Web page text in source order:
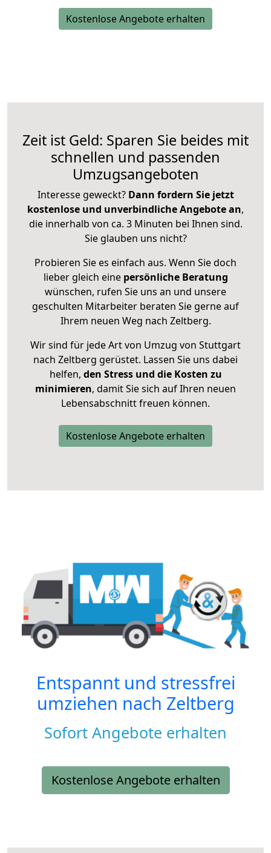
Kostenlose Angebote erhalten
Zeit ist Geld: Sparen Sie beides mit
schnellen und passenden
Umzugsangeboten
Interesse geweckt? Dann fordern Sie jetzt
kostenlose und unverbindliche Angebote an,
die innerhalb von ca. 3 Minuten bei Ihnen sind.
Sie glauben uns nicht?
Probieren Sie es einfach aus. Wenn Sie doch
lieber gleich eine persönliche Beratung
wünschen, rufen Sie uns an und unsere
geschulten Mitarbeiter beraten Sie gerne auf
Ihrem neuen Weg nach Zeltberg.
Wir sind für jede Art von Umzug von Stuttgart
nach Zeltberg gerüstet. Lassen Sie uns dabei
helfen, den Stress und die Kosten zu
minimieren, damit Sie sich auf Ihren neuen
Lebensabschnitt freuen können.
Kostenlose Angebote erhalten
Entspannt und stressfrei
umziehen nach Zeltberg
Sofort Angebote erhalten
Kostenlose Angebote erhalten